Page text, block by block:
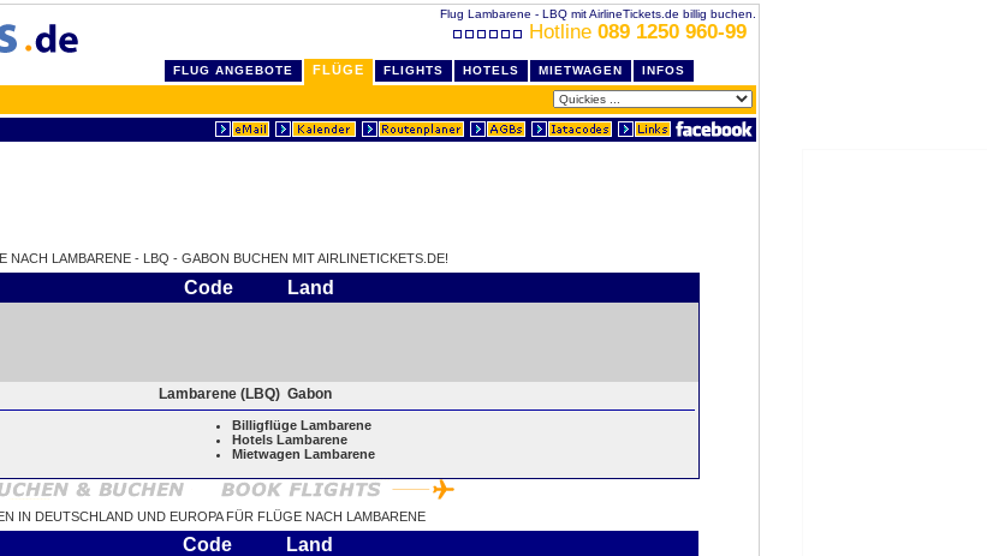
Flug Lambarene - LBQ mit AirlineTickets.de billig buchen.
Hotline 089 1250 960-99
FLUG ANGEBOTE FLÜGE FLIGHTS HOTELS MIETWAGEN INFOS
NACH LAMBARENE - LBQ - GABON BUCHEN MIT AIRLINETICKETS.DE!
Code Land
Lambarene (LBQ) Gabon
Billigflüge Lambarene
Hotels Lambarene
Mietwagen Lambarene
IN DEUTSCHLAND UND EUROPA FÜR FLÜGE NACH LAMBARENE
Code Land